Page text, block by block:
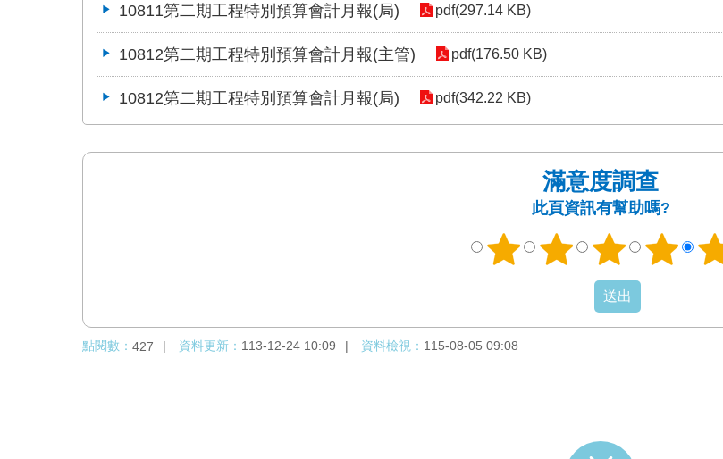
10811第二期工程特別預算會計月報(局) pdf(297.14 KB)
10812第二期工程特別預算會計月報(主管) pdf(176.50 KB)
10812第二期工程特別預算會計月報(局) pdf(342.22 KB)
滿意度調查
此頁資訊有幫助嗎?
點閱數： 427 資料更新： 113-12-24 10:09 資料檢視： 115-08-05 09:08